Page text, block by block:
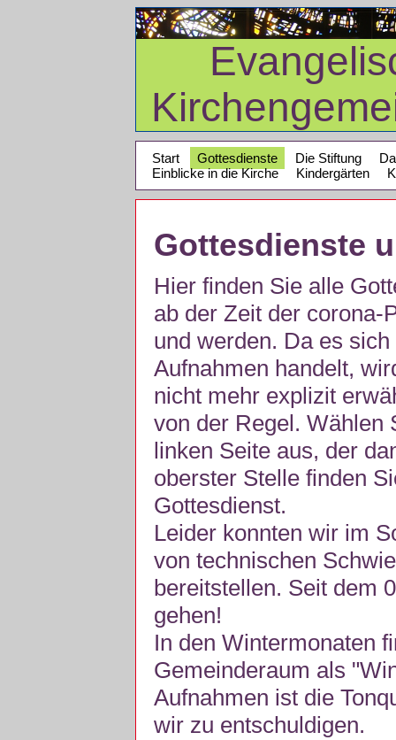
Start Gottesdienste Die Stiftung
Einblicke in die Kirche
Kindergärten
Gottesdienste
Hier finden Sie alle
ab der Zeit der corona-
und werden. Da es
Aufnahmen handelt,
nicht mehr explizit
von der Regel. Wählen
linken Seite aus, der
oberster Stelle finden
Gottesdienst.
Leider konnten wir im
von technischen
bereitstellen. Seit dem
gehen!
In den Wintermonaten
Gemeinderaum als
Aufnahmen ist die
wir zu entschuldigen.